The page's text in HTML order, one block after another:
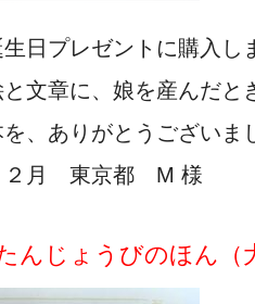
日プレゼントに購入し
文章に、娘を産んだと
、ありがとうございま
２月 東京都 M 様
じょうびのほん（